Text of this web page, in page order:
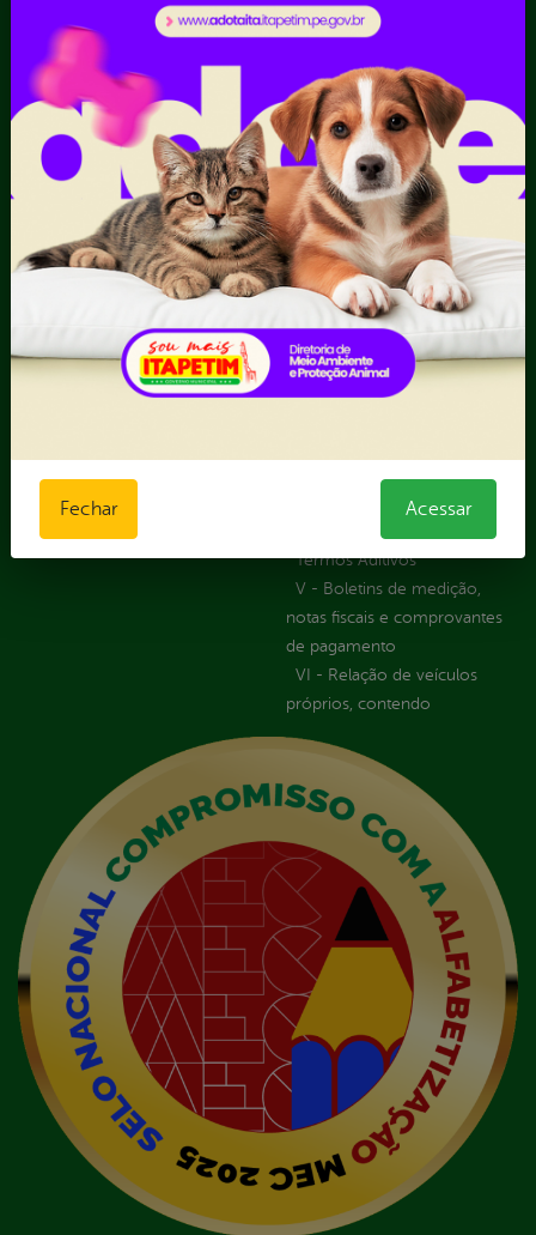
Recursos Humanos
Ouvidoria
Acompanhar uma
Manifestação
Atendimento via WhatsApp
Competências da Ouvidoria
Dúvidas? Acesse o FAQ
Fazer uma Manifestação
Informações Importantes
Relatórios Anuais
Portal Transporte
Escolar
Contratos
Contratos Administrativos
Despesas
I - Anexo I - Ficha de
Registro de Fornecedor -
Forma Indireta
II - Anexo II - Ficha de
Registro de Fornecedor -
Termos Aditivos
V - Boletins de medição,
notas fiscais e comprovantes
de pagamento
VI - Relação de veículos
próprios, contendo
Fechar Acessar